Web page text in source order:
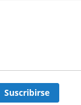
Suscribirse